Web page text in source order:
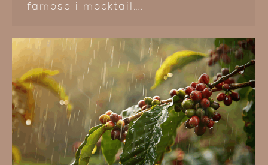
famose i mocktail….